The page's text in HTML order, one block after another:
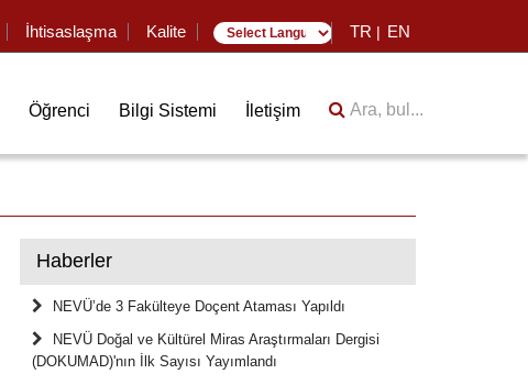
İhtisaslaşma Kalite TR | EN
Öğrenci Bilgi Sistemi İletişim Ara, bul...
Haberler
NEVÜ’de 3 Fakülteye Doçent Ataması Yapıldı
NEVÜ Doğal ve Kültürel Miras Araştırmaları Dergisi
(DOKUMAD)'nın İlk Sayısı Yayımlandı